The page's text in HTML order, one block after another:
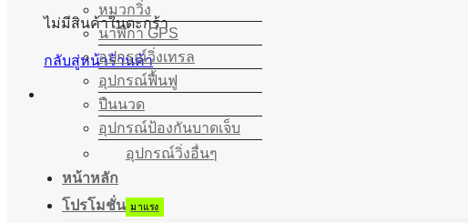
ไม่มีสินค้าในตะกร้า
กลับสู่หน้าร้านค้า
หมวกวิ่ง
นาฬิกา GPS
อุปกรณ์วิ่งเทรล
อุปกรณ์ฟื้นฟู
ปืนนวด
อุปกรณ์ป้องกันบาดเจ็บ
อุปกรณ์วิ่งอื่นๆ
หน้าหลัก
โปรโมชั่น